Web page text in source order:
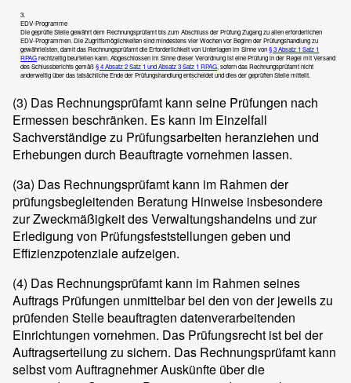
3.
EDV-Programme
Die geprüfte Stelle gewährt dem Rechnungsprüfamt bis zum Abschluss der Prüfung Zugang zu allen erforderlichen
EDV-Programmen. Die Zugriffsmöglichkeiten sind mindestens vier Wochen vor Beginn der Prüfungshandlung zu
gewährleisten, damit das Rechnungsprüfamt die Erforderlichkeit von Unterlagen im Sinne von§ 3 Absatz 1 Satz 1
RPAGrechtzeitig beurteilen kann. Abgeschlossen im Sinne dieser Verordnung ist eine Prüfung in der Regel mit Versand
des Schlussberichts gemäß§ 4 Absatz 2 Satz 1 und Absatz 3 Satz 1 RPAG , sofern das Rechnungsprüfamt nicht
anderweitig über das tatsächliche Ende der Prüfungshandlung entscheidet und dies der geprüften Stelle mitteilt.
(3) Das Rechnungsprüfamt kann seine Prüfungen nach
Ermessen beschränken. Es kann im Einzelfall
Sachverständige zu Prüfungsarbeiten heranziehen und
Erhebungen durch Beauftragte vornehmen lassen.
(3a) Das Rechnungsprüfamt kann im Rahmen der
prüfungsbegleitenden Beratung Hinweise insbesondere
zur Zweckmäßigkeit des Verwaltungshandelns und zur
Erledigung von Prüfungsfeststellungen geben und
Effizienzpotenziale aufzeigen.
(4) Das Rechnungsprüfamt kann im Rahmen seines
Auftrags Prüfungen unmittelbar bei den von der jeweils zu
prüfenden Stelle beauftragten datenverarbeitenden
Einrichtungen vornehmen. Das Prüfungsrecht ist bei der
Auftragserteilung zu sichern. Das Rechnungsprüfamt kann
selbst vom Auftragnehmer Auskünfte über die